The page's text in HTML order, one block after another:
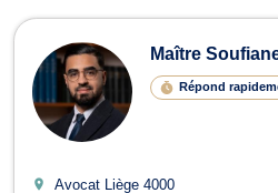
Maître
Répond
Avocat Liège 4000